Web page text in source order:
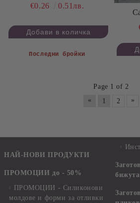
€0.26 0.51лв.
Последни бройки
Page 1 of 2
«
1 2 »
НАЙ-НОВИ ПРОДУКТИ
ПРОМОЦИИ до - 50%
ПРОМОЦИИ - Силиконови
молдове и форми за отливки
бижута